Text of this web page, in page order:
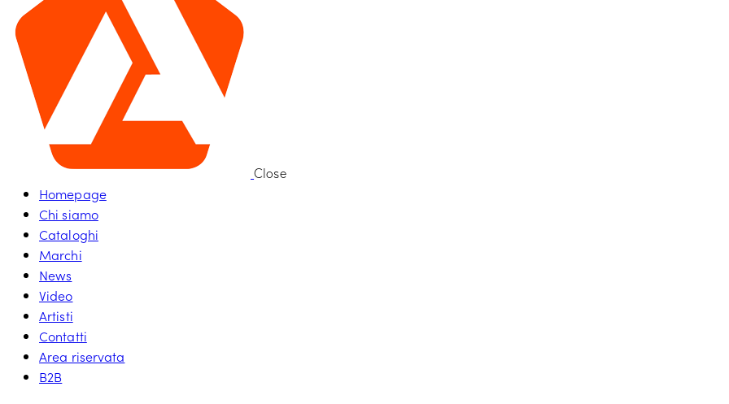
Close
Homepage
Chi siamo
Cataloghi
Marchi
News
Video
Artisti
Contatti
Area riservata
B2B